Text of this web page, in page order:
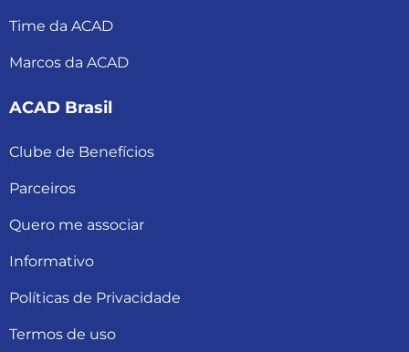
Time da ACAD
Marcos da ACAD
ACAD Brasil
Clube de Benefícios
Parceiros
Quero me associar
Informativo
Políticas de Privacidade
Termos de uso